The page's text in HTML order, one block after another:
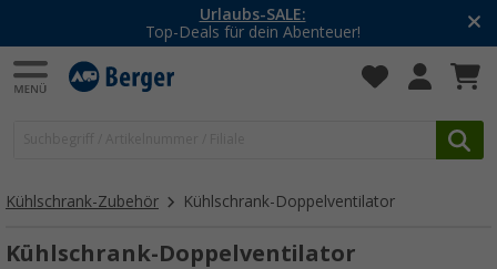
-20% auf Kleidung und Schuhe
Mit dem Aktionscode
20SSV
Kühlschrank-Zubehör Kühlschrank-Doppelventilator
Kühlschrank-Doppelventilator